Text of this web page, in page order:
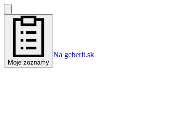
Moje zoznamy
Na geberit.sk